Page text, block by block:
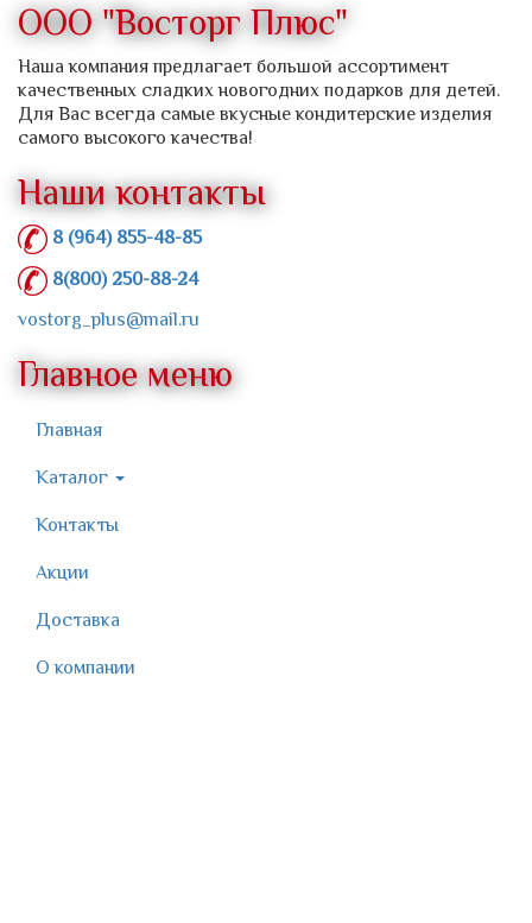
ООО "Восторг Плюс"
Наша компания предлагает большой ассортимент
качественных сладких новогодних подарков для детей.
Для Вас всегда самые вкусные кондитерские изделия
самого высокого качества!
Наши контакты
8 (964) 855-48-85
8(800) 250-88-24
vostorg_plus@mail.ru
Главное меню
Главная
Каталог
Контакты
Акции
Доставка
О компании